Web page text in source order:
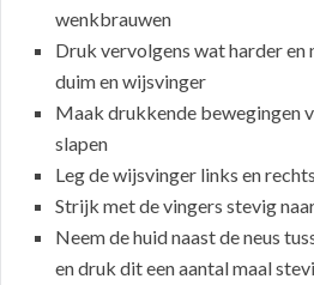
wenkbrauwen
Druk vervolgens wat harder en
duim en wijsvinger
Maak drukkende bewegingen
slapen
Leg de wijsvinger links en
Strijk met de vingers stevig
Neem de huid naast de neus
en druk dit een aantal maal